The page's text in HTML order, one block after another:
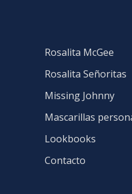
Rosalita McGee
Rosalita Señoritas
Missing Johnny
Mascarillas
Lookbooks
Contacto